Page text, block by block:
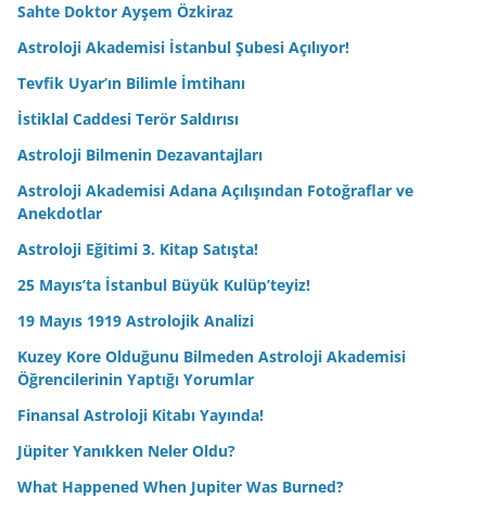
Sahte Doktor Ayşem Özkiraz
Astroloji Akademisi İstanbul Şubesi Açılıyor!
Tevfik Uyar’ın Bilimle İmtihanı
İstiklal Caddesi Terör Saldırısı
Astroloji Bilmenin Dezavantajları
Astroloji Akademisi Adana Açılışından Fotoğraflar ve
Anekdotlar
Astroloji Eğitimi 3. Kitap Satışta!
25 Mayıs’ta İstanbul Büyük Kulüp’teyiz!
19 Mayıs 1919 Astrolojik Analizi
Kuzey Kore Olduğunu Bilmeden Astroloji Akademisi
Öğrencilerinin Yaptığı Yorumlar
Finansal Astroloji Kitabı Yayında!
Jüpiter Yanıkken Neler Oldu?
What Happened When Jupiter Was Burned?